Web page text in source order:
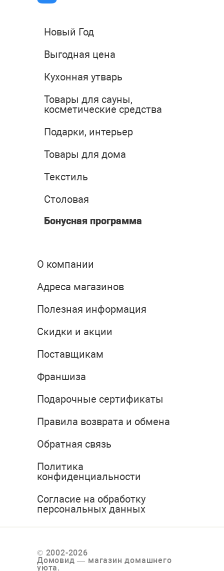
Новый Год
Выгодная цена
Кухонная утварь
Товары для сауны,
косметические средства
Подарки, интерьер
Товары для дома
Текстиль
Столовая
Бонусная программа
О компании
Адреса магазинов
Полезная информация
Скидки и акции
Поставщикам
Франшиза
Подарочные сертификаты
Правила возврата и обмена
Обратная связь
Политика
конфиденциальности
Согласие на обработку
персональных данных
© 2002-2026
Домовид — магазин домашнего
уюта.